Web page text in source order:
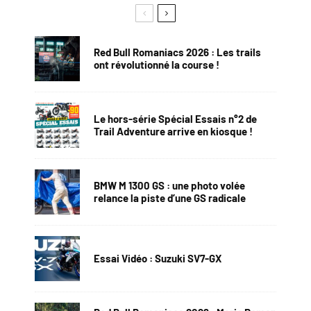
Red Bull Romaniacs 2026 : Les trails
ont révolutionné la course !
Le hors-série Spécial Essais n°2 de
Trail Adventure arrive en kiosque !
BMW M 1300 GS : une photo volée
relance la piste d’une GS radicale
Essai Vidéo : Suzuki SV7-GX